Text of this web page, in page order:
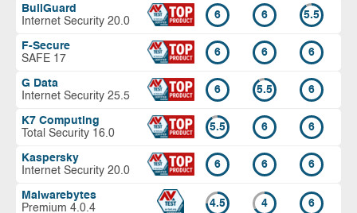
BullGuard
Internet Security 20.0
6 6 5.5
F-Secure
SAFE 17
6 6 6
G Data
Internet Security 25.5
6 5.5 6
K7 Computing
Total Security 16.0
5.5 6 6
Kaspersky
Internet Security 20.0
6 6 6
Malwarebytes
Premium 4.0.4
4.5 4 6